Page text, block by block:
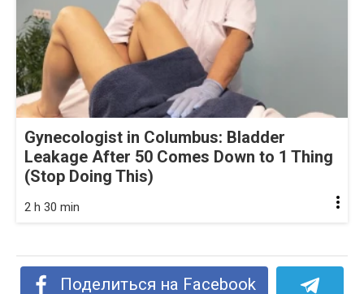
Gynecologist in Columbus: Bladder
Leakage After 50 Comes Down to 1 Thing
(Stop Doing This)
2 h 30 min
Поделиться на Facebook